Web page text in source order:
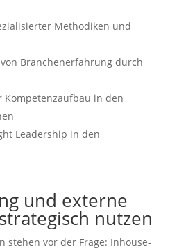
Methodiken und
Branchenerfahrung durch
in den
Leadership in den
und externe
nutzen
stehen vor der Frage: Inhouse-